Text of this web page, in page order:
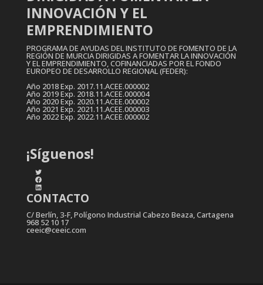
INNOVACIÓN Y EL
EMPRENDIMIENTO
PROGRAMA DE AYUDAS DEL INSTITUTO DE FOMENTO DE LA
REGIÓN DE MURCIA DIRIGIDAS A FOMENTAR LA INNOVACIÓN
Y EL EMPRENDIMIENTO, COFINANCIADAS POR EL FONDO
EUROPEO DE DESARROLLO REGIONAL (FEDER):
Año 2018 Exp. 2017.11.ACEE.000002
Año 2019 Exp. 2018.11.ACEE.000004
Año 2020 Exp. 2020.11.ACEE.000002
Año 2021 Exp. 2021.11.ACEE.000003
Año 2022 Exp. 2022.11.ACEE.000002
¡Síguenos!
Twitter
Facebook
LinkedIn
CONTACTO
C/ Berlín, 3-F, Polígono Industrial Cabezo Beaza, Cartagena
968 52 10 17
ceeic@ceeic.com